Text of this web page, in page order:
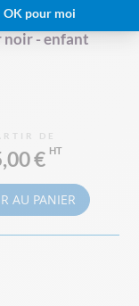
OK pour moi
noir - enfant
DE
€
AU PANIER